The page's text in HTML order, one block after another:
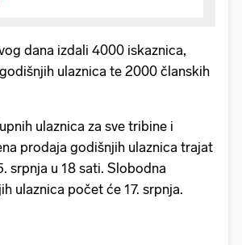
dana izdali 4000 iskaznica,
ulaznica te 2000 članskih
ulaznica za sve tribine i
prodaja godišnjih ulaznica trajat
srpnja u 18 sati. Slobodna
ulaznica počet će 17. srpnja.